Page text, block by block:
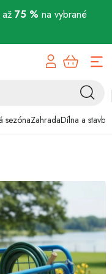
75 % na vybrané
sezónaZahradaDílna a stavba